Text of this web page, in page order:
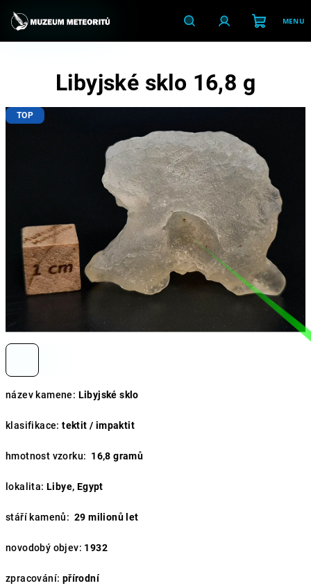
obsah
HledatPřihlášeníNákupní
název kamene: Libyjské sklo
klasifikace: tektit / impaktit
hmotnost vzorku: 16,8 gramů
lokalita: Libye, Egypt
stáří kamenů: 29 milionů let
novodobý objev: 1932
zpracování: přírodní
Libyjské sklo 16,8 g
TOP